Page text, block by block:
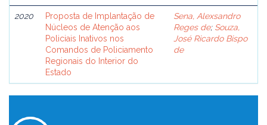
2020
Proposta de Implantação de
Núcleos de Atenção aos
Policiais Inativos nos
Comandos de Policiamento
Regionais do Interior do
Estado
Sena, Alexsandro
Reges de; Souza,
José Ricardo Bispo
de